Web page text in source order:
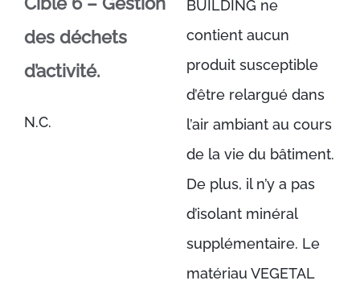
des déchets
d’activité.
N.C.
BUILDING ne
contient aucun
produit susceptible
d’être relargué dans
l’air ambiant au cours
de la vie du bâtiment.
De plus, il n’y a pas
d’isolant minéral
supplémentaire. Le
matériau VEGETAL